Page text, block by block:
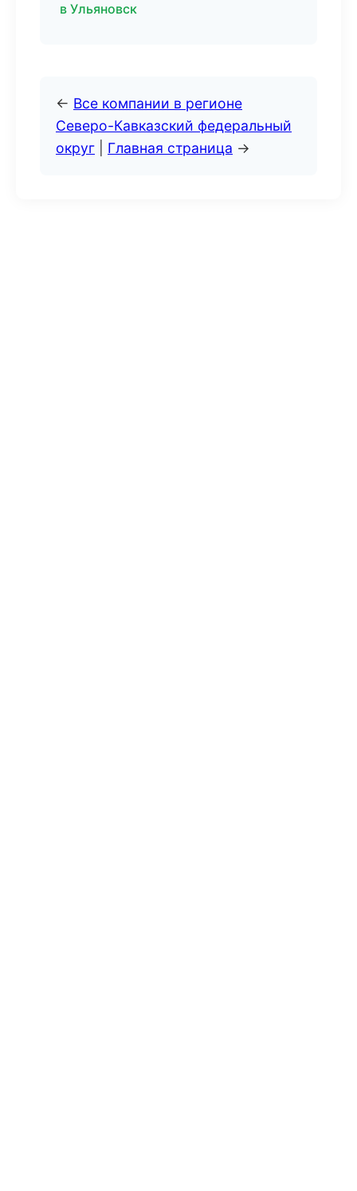
в Ульяновск
← Все компании в регионе
Северо-Кавказский федеральный
округ
Главная страница →